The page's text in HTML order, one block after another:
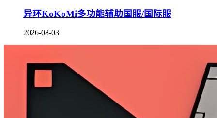
异环KoKoMi多功能辅助国服/国际服
2026-08-03